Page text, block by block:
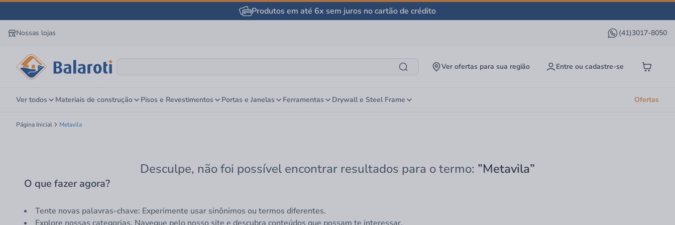
Produtos em até 6x sem juros no cartão de crédito
Nossas lojas (41)3017-8050
Ver ofertas para sua região Entre ou cadastre-se
Ver todos Materiais de construção Pisos e Revestimentos Portas e Janelas Ferramentas Drywall e Steel Frame Ofertas
Página Inicial Metavila
Desculpe, não foi possível encontrar resultados para o termo: ”Metavila”
O que fazer agora?
Tente novas palavras-chave: Experimente usar sinônimos ou termos diferentes.